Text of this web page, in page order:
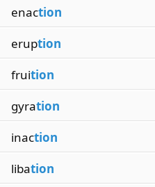
enaction
eruption
fruition
gyration
inaction
libation